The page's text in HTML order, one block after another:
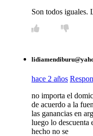
Son todos iguales.
hace 2 años
no importa el
de acuerdo a la
las ganancias en
luego lo descuenta
hecho no se